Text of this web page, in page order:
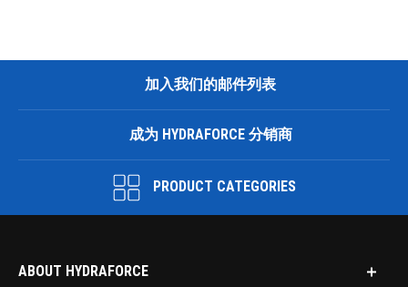
加入我们的邮件列表
成为 HYDRAFORCE 分销商
PRODUCT CATEGORIES
ABOUT HYDRAFORCE